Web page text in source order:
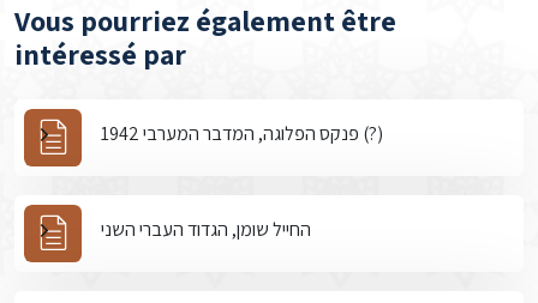
Vous pourriez également être
intéressé par
פנקס הפלוגה, המדבר המערבי 1942 (?)
החייל שומן, הגדוד העברי השני